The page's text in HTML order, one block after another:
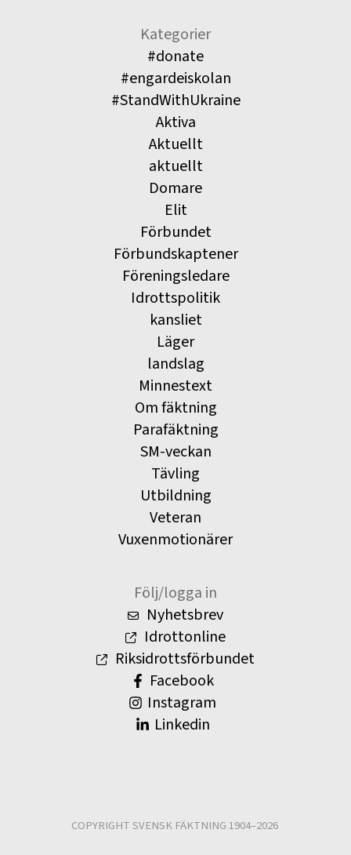
Kategorier
#donate
#engardeiskolan
#StandWithUkraine
Aktiva
Aktuellt
aktuellt
Domare
Elit
Förbundet
Förbundskaptener
Föreningsledare
Idrottspolitik
kansliet
Läger
landslag
Minnestext
Om fäktning
Parafäktning
SM-veckan
Tävling
Utbildning
Veteran
Vuxenmotionärer
Följ/logga in
Nyhetsbrev
Idrottonline
Riksidrottsförbundet
Facebook
Instagram
Linkedin
COPYRIGHT SVENSK FÄKTNING 1904–2026